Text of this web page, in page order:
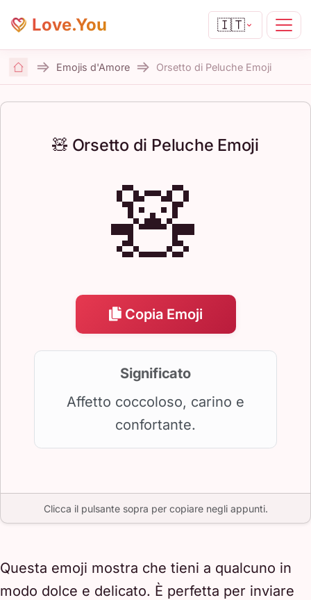
Love.You 🇮🇹
Home
Emojis d'Amore Orsetto di Peluche Emoji
🧸 Orsetto di Peluche Emoji
🧸
Copia Emoji
Significato
Affetto coccoloso, carino e
confortante.
Clicca il pulsante sopra per copiare negli appunti.
Questa emoji mostra che tieni a qualcuno in
modo dolce e delicato. È perfetta per inviare